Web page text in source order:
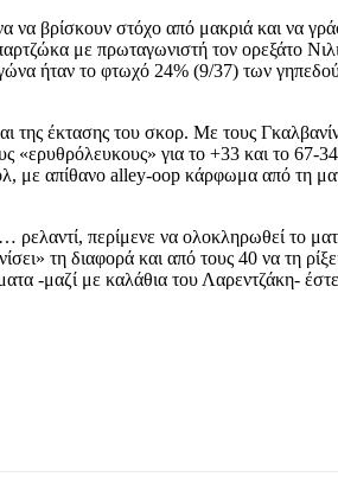
να βρίσκουν στόχο από μακριά και να
με πρωταγωνιστή τον ορεξάτο
ήταν το φτωχό 24% (9/37) των
της έκτασης του σκορ. Με τους
«ερυθρόλευκους» για το +33 και το 67-
με απίθανο alley-oop κάρφωμα από τη
περίμενε να ολοκληρωθεί το
τη διαφορά και από τους 40 να τη
-μαζί με καλάθια του Λαρεντζάκη-